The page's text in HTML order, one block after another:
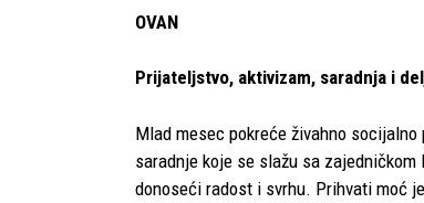
OVAN
Prijateljstvo, aktivizam, saradnja i
Mlad mesec pokreće živahno
saradnje koje se slažu sa
donoseći radost i svrhu. Prihvati moć